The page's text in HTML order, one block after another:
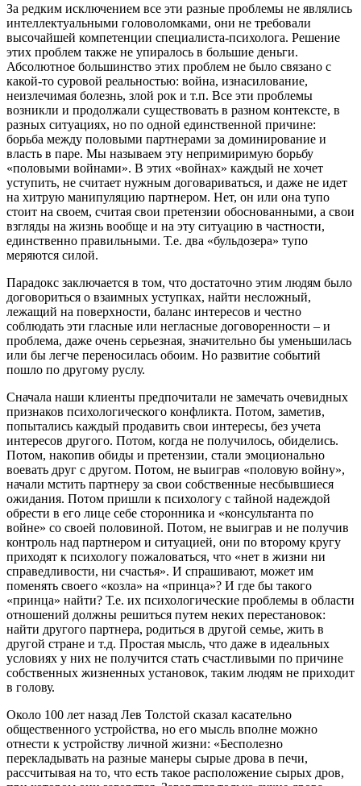
За редким исключением все эти разные проблемы не являлись
интеллектуальными головоломками, они не требовали
высочайшей компетенции специалиста-психолога. Решение
этих проблем также не упиралось в большие деньги.
Абсолютное большинство этих проблем не было связано с
какой-то суровой реальностью: война, изнасилование,
неизлечимая болезнь, злой рок и т.п. Все эти проблемы
возникли и продолжали существовать в разном контексте, в
разных ситуациях, но по одной единственной причине:
борьба между половыми партнерами за доминирование и
власть в паре. Мы называем эту непримиримую борьбу
«половыми войнами». В этих «войнах» каждый не хочет
уступить, не считает нужным договариваться, и даже не идет
на хитрую манипуляцию партнером. Нет, он или она тупо
стоит на своем, считая свои претензии обоснованными, а свои
взгляды на жизнь вообще и на эту ситуацию в частности,
единственно правильными. Т.е. два «бульдозера» тупо
меряются силой.
Парадокс заключается в том, что достаточно этим людям было
договориться о взаимных уступках, найти несложный,
лежащий на поверхности, баланс интересов и честно
соблюдать эти гласные или негласные договоренности – и
проблема, даже очень серьезная, значительно бы уменьшилась
или бы легче переносилась обоим. Но развитие событий
пошло по другому руслу.
Сначала наши клиенты предпочитали не замечать очевидных
признаков психологического конфликта. Потом, заметив,
попытались каждый продавить свои интересы, без учета
интересов другого. Потом, когда не получилось, обиделись.
Потом, накопив обиды и претензии, стали эмоционально
воевать друг с другом. Потом, не выиграв «половую войну»,
начали мстить партнеру за свои собственные несбывшиеся
ожидания. Потом пришли к психологу с тайной надеждой
обрести в его лице себе сторонника и «консультанта по
войне» со своей половиной. Потом, не выиграв и не получив
контроль над партнером и ситуацией, они по второму кругу
приходят к психологу пожаловаться, что «нет в жизни ни
справедливости, ни счастья». И спрашивают, может им
поменять своего «козла» на «принца»? И где бы такого
«принца» найти? Т.е. их психологические проблемы в области
отношений должны решиться путем неких перестановок:
найти другого партнера, родиться в другой семье, жить в
другой стране и т.д. Простая мысль, что даже в идеальных
условиях у них не получится стать счастливыми по причине
собственных жизненных установок, таким людям не приходит
в голову.
Около 100 лет назад Лев Толстой сказал касательно
общественного устройства, но его мысль вполне можно
отнести к устройству личной жизни: «Бесполезно
перекладывать на разные манеры сырые дрова в печи,
рассчитывая на то, что есть такое расположение сырых дров,